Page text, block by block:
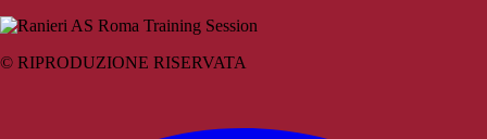
© RIPRODUZIONE RISERVATA